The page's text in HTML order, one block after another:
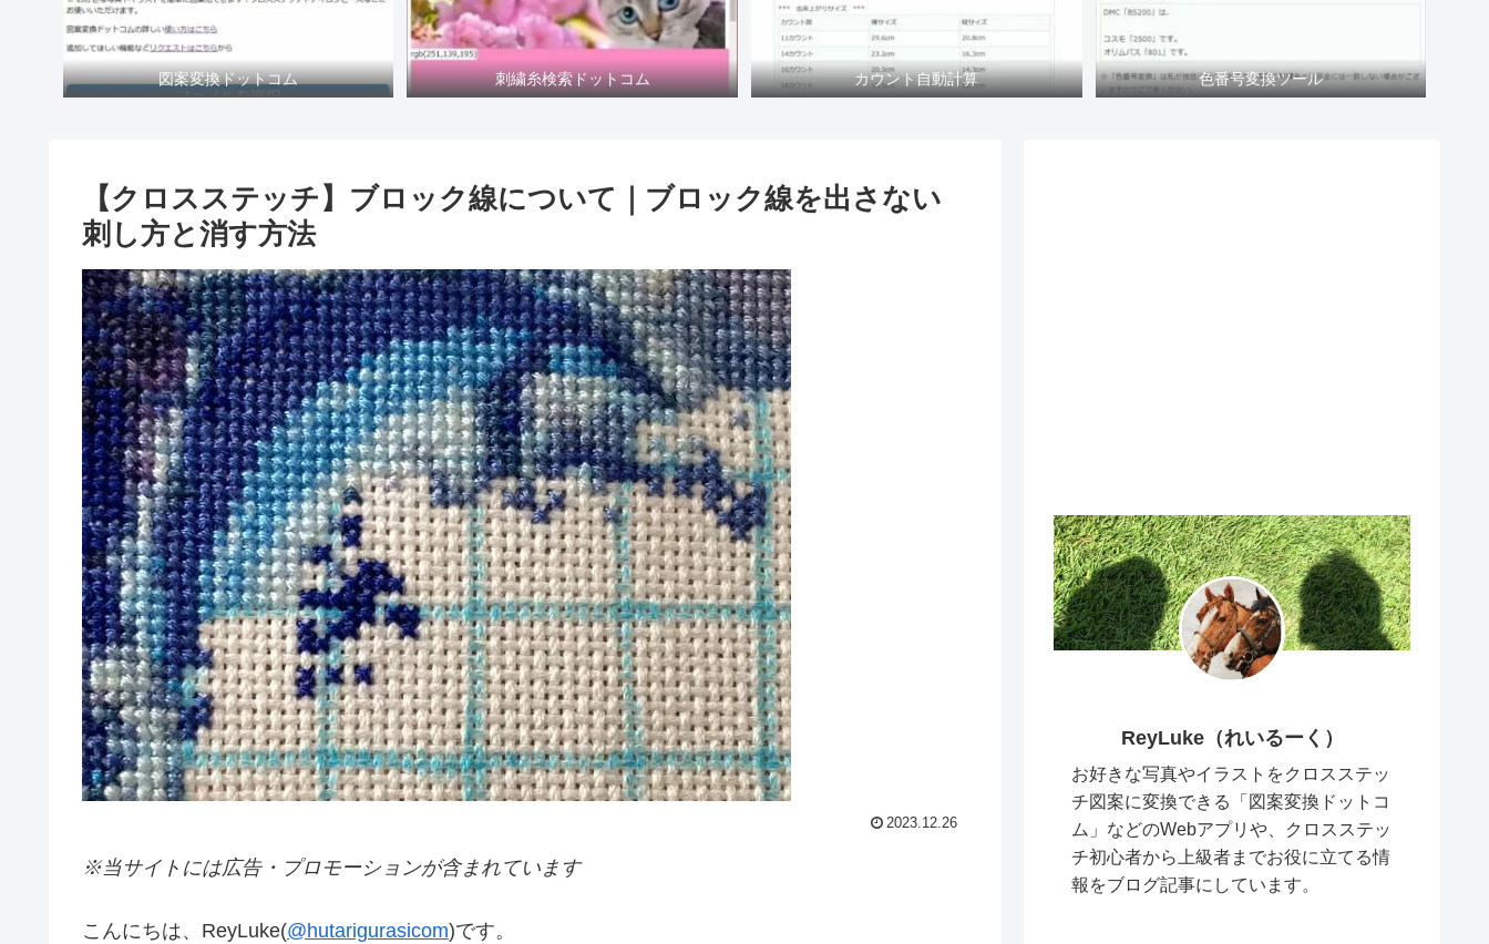
図案変換ドットコム 刺繍糸検索ドットコム カウント自動計算 色番号変換ツール
【クロスステッチ】ブロック線について｜ブロック線を出さない
刺し方と消す方法
2023.12.26
※当サイトには広告・プロモーションが含まれています
こんにちは、ReyLuke(@hutarigurasicom)です。
ReyLuke（れいるーく）
お好きな写真やイラストをクロスステッ
チ図案に変換できる「図案変換ドットコ
ム」などのWebアプリや、クロスステッ
チ初心者から上級者までお役に立てる情
報をブログ記事にしています。